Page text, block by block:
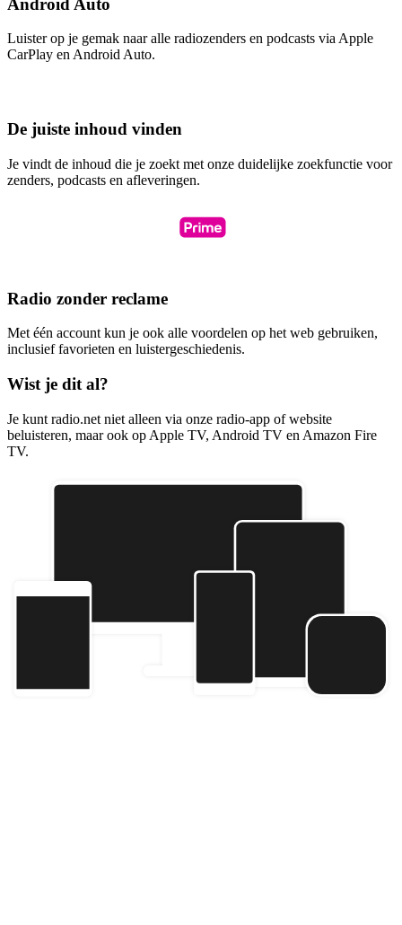
Android Auto
Luister op je gemak naar alle radiozenders en podcasts via Apple
CarPlay en Android Auto.
De juiste inhoud vinden
Je vindt de inhoud die je zoekt met onze duidelijke zoekfunctie voor
zenders, podcasts en afleveringen.
Radio zonder reclame
Met één account kun je ook alle voordelen op het web gebruiken,
inclusief favorieten en luistergeschiedenis.
Wist je dit al?
Je kunt radio.net niet alleen via onze radio-app of website
beluisteren, maar ook op Apple TV, Android TV en Amazon Fire
TV.